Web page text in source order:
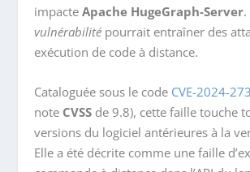
impacteApache HugeGraph-Server
vulnérabilité pourrait entraîner des
exécution de code à distance.
Cataloguée sous le code CVE-2024-
note CVSS de 9.8), cette faille touche
versions du logiciel antérieures à la
Elle a été décrite comme une faille